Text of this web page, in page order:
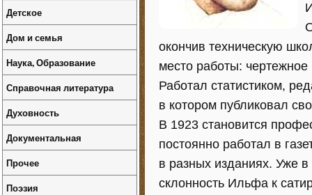
окончив техническую
место работы:
Работал статистиком,
в котором публиковал
В 1923 становится
постоянно работал в
в разных изданиях. Уже в
склонность Ильфа к
Детское
Дом и семья
Наука, Образование
Справочная литература
Духовность
Документальная
Прочее
Поэзия